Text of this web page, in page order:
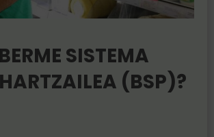
SISTEMA
(BSP)?